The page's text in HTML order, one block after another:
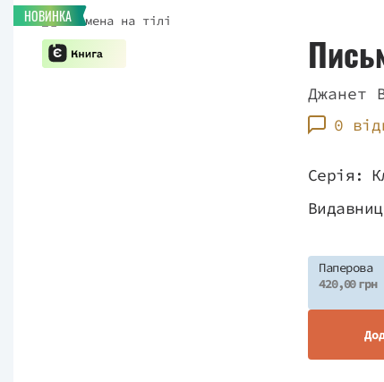
НОВИНКА
Джанет
0
Серія:
Паперова
420,00 грн